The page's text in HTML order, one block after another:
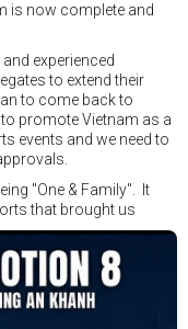
Queensland, Úc
is now complete and
experienced
to extend their
to come back to
promote Vietnam as a
events and we need to
"One & Family". It
that brought us
experiences, and
safety of the boxers
them but rather
path they chose. We